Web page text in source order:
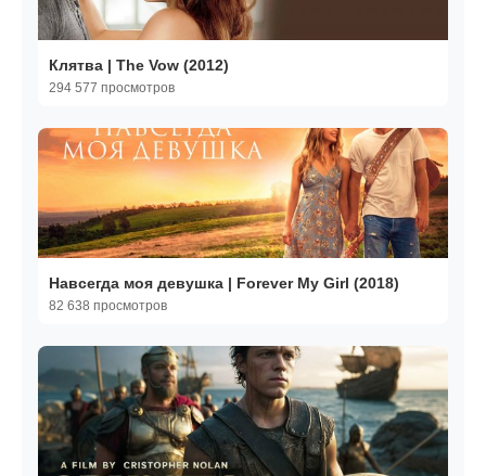
Клятва | The Vow (2012)
294 577 просмотров
Навсегда моя девушка | Forever My Girl (2018)
82 638 просмотров